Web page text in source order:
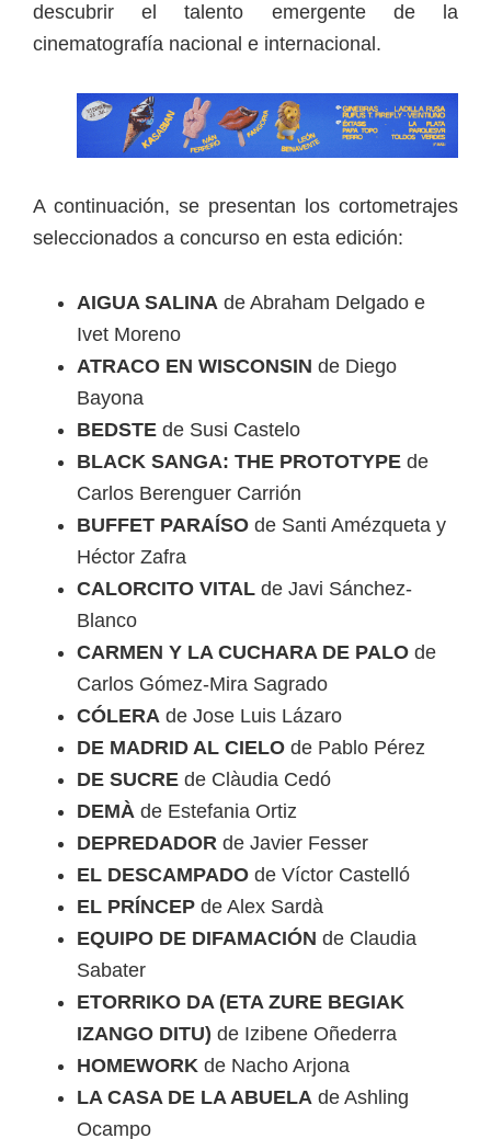
descubrir el talento emergente de la
cinematografía nacional e internacional.
A continuación, se presentan los cortometrajes
seleccionados a concurso en esta edición:
AIGUA SALINA de Abraham Delgado e
Ivet Moreno
ATRACO EN WISCONSIN de Diego
Bayona
BEDSTE de Susi Castelo
BLACK SANGA: THE PROTOTYPE de
Carlos Berenguer Carrión
BUFFET PARAÍSO de Santi Amézqueta y
Héctor Zafra
CALORCITO VITAL de Javi Sánchez-
Blanco
CARMEN Y LA CUCHARA DE PALO de
Carlos Gómez-Mira Sagrado
CÓLERA de Jose Luis Lázaro
DE MADRID AL CIELO de Pablo Pérez
DE SUCRE de Clàudia Cedó
DEMÀ de Estefania Ortiz
DEPREDADOR de Javier Fesser
EL DESCAMPADO de Víctor Castelló
EL PRÍNCEP de Alex Sardà
EQUIPO DE DIFAMACIÓN de Claudia
Sabater
ETORRIKO DA (ETA ZURE BEGIAK
IZANGO DITU) de Izibene Oñederra
HOMEWORK de Nacho Arjona
LA CASA DE LA ABUELA de Ashling
Ocampo